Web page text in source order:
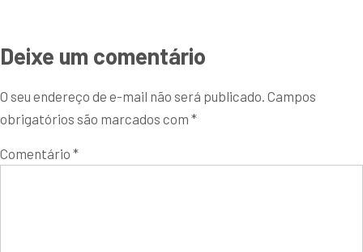
Deixe um comentário
O seu endereço de e-mail não será publicado. Campos
obrigatórios são marcados com *
Comentário *